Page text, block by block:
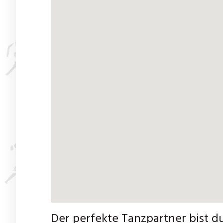
Der perfekte Tanzpartner bist